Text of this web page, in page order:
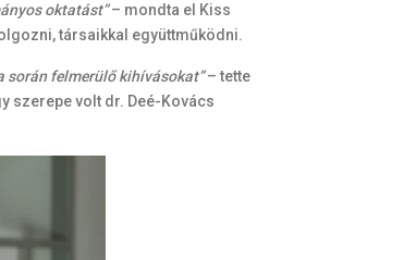
oktatást”– mondta el Kiss
társaikkal együttműködni.
során felmerülő kihívásokat”– tette
szerepe volt dr. Deé-Kovács